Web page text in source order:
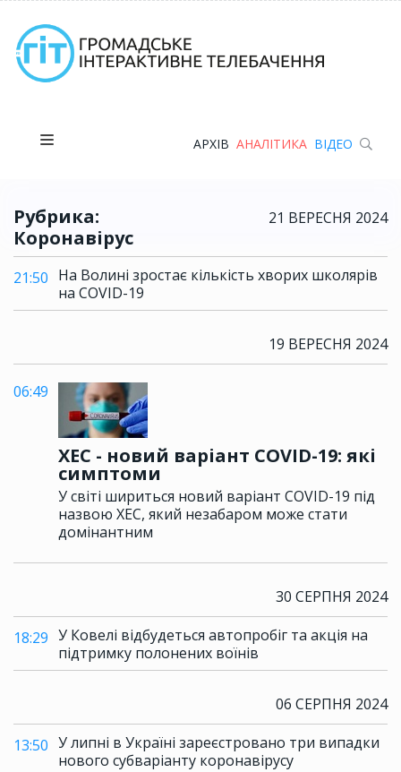
АРХІВ АНАЛІТИКА ВІДЕО
Рубрика:
Коронавірус
21 ВЕРЕСНЯ 2024
21:50 На Волині зростає кількість хворих школярів
на COVID-19
19 ВЕРЕСНЯ 2024
06:49
XEC - новий варіант COVID-19: які
симптоми
У світі шириться новий варіант COVID-19 під
назвою XEC, який незабаром може стати
домінантним
30 СЕРПНЯ 2024
18:29 У Ковелі відбудеться автопробіг та акція на
підтримку полонених воїнів
06 СЕРПНЯ 2024
13:50 У липні в Україні зареєстровано три випадки
нового субваріанту коронавірусу